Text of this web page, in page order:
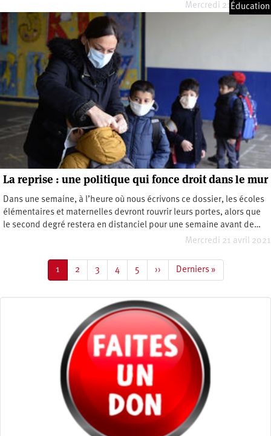
Mercredi 21 avril 2021
Éducation
La reprise : une politique qui fonce droit dans le mur
Dans une semaine, à l’heure où nous écrivons ce dossier, les écoles
élémentaires et maternelles devront rouvrir leurs portes, alors que
le second degré restera en distanciel pour une semaine avant de…
Mercredi 21 avril 2021
Page
courante
1 Page
2 Page
3 Page
4 Page
5
Page
suivante
››
Dernière
page
Derniers »